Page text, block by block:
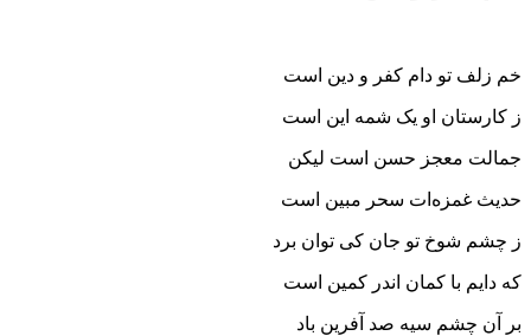
خم زلف تو دام کفر و دین است
ز کارستان او یک شمه این است
جمالت معجز حسن است لیکن
حدیث غمزه‌ات سحر مبین است
ز چشم شوخ تو جان کی توان برد
که دایم با کمان اندر کمین است
بر آن چشم سیه صد آفرین باد